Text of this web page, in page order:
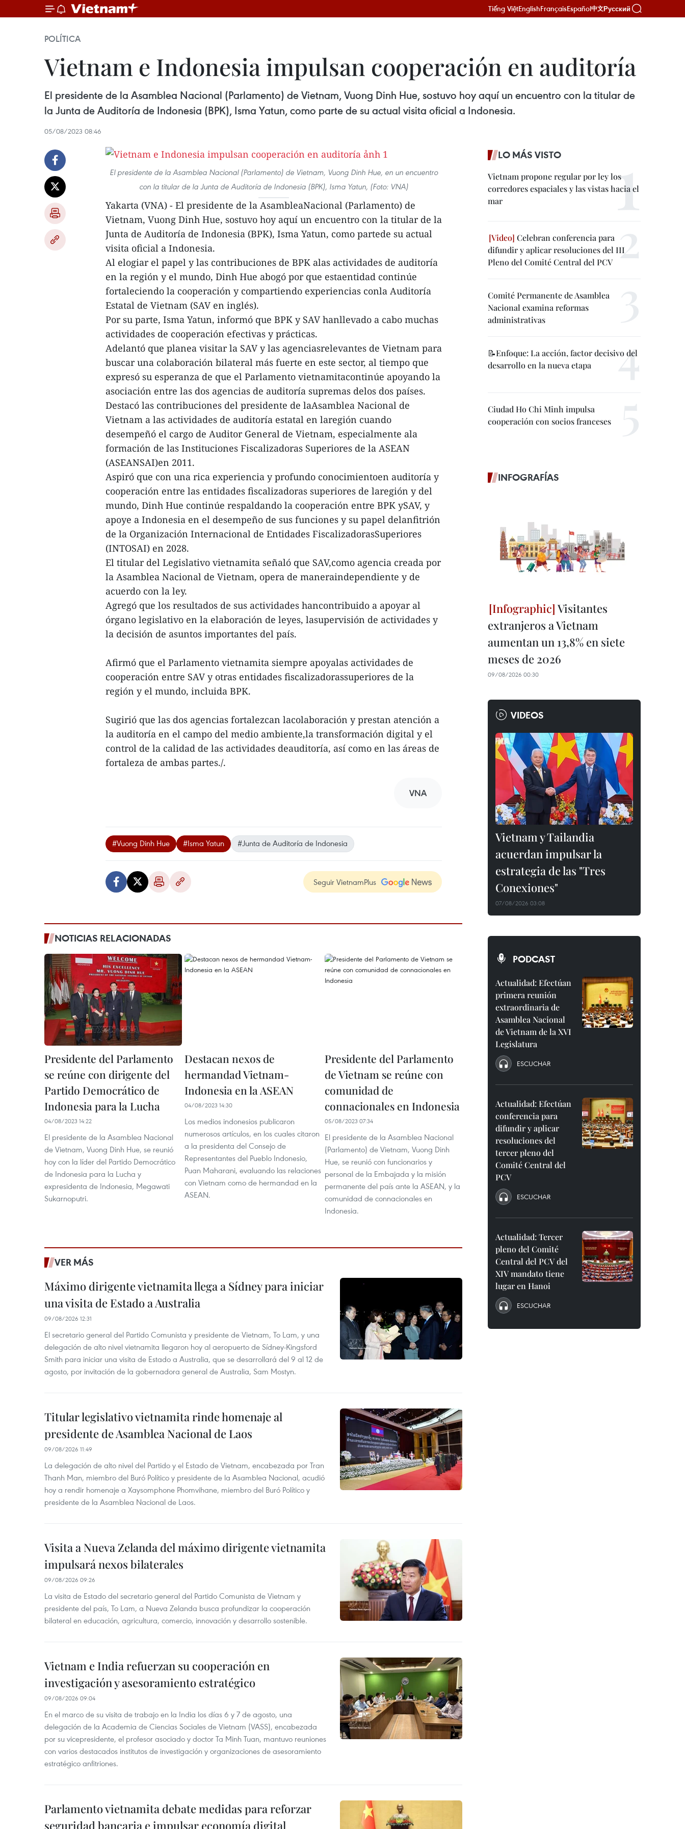
Tiếng ViệtEnglishFrançaisEspañol中文Русский
POLÍTICA
Vietnam e Indonesia impulsan cooperación en auditoría
El presidente de la Asamblea Nacional (Parlamento) de Vietnam, Vuong Dinh Hue, sostuvo hoy aquí un encuentro con la titular de
la Junta de Auditoría de Indonesia (BPK), Isma Yatun, como parte de su actual visita oficial a Indonesia.
05/08/2023 08:46
El presidente de la Asamblea Nacional (Parlamento) de Vietnam, Vuong Dinh Hue, en un encuentro
con la titular de la Junta de Auditoría de Indonesia (BPK), Isma Yatun, (Foto: VNA)
Yakarta (VNA) - El presidente de la AsambleaNacional (Parlamento) de
Vietnam, Vuong Dinh Hue, sostuvo hoy aquí un encuentro con la titular de la
Junta de Auditoría de Indonesia (BPK), Isma Yatun, como partede su actual
visita oficial a Indonesia.
Al elogiar el papel y las contribuciones de BPK alas actividades de auditoría
en la región y el mundo, Dinh Hue abogó por que estaentidad continúe
fortaleciendo la cooperación y compartiendo experiencias conla Auditoría
Estatal de Vietnam (SAV en inglés).
Por su parte, Isma Yatun, informó que BPK y SAV hanllevado a cabo muchas
actividades de cooperación efectivas y prácticas.
Adelantó que planea visitar la SAV y las agenciasrelevantes de Vietnam para
buscar una colaboración bilateral más fuerte en este sector, al tiempo que
expresó su esperanza de que el Parlamento vietnamitacontinúe apoyando la
asociación entre las dos agencias de auditoría supremas delos dos países.
Destacó las contribuciones del presidente de laAsamblea Nacional de
Vietnam a las actividades de auditoría estatal en laregión cuando
desempeñó el cargo de Auditor General de Vietnam, especialmente ala
formación de las Instituciones Fiscalizadoras Superiores de la ASEAN
(ASEANSAI)en 2011.
Aspiró que con una rica experiencia y profundo conocimientoen auditoría y
cooperación entre las entidades fiscalizadoras superiores de laregión y del
mundo, Dinh Hue continúe respaldando la cooperación entre BPK ySAV, y
apoye a Indonesia en el desempeño de sus funciones y su papel delanfitrión
de la Organización Internacional de Entidades FiscalizadorasSuperiores
(INTOSAI) en 2028.
El titular del Legislativo vietnamita señaló que SAV,como agencia creada por
la Asamblea Nacional de Vietnam, opera de maneraindependiente y de
acuerdo con la ley.
Agregó que los resultados de sus actividades hancontribuido a apoyar al
órgano legislativo en la elaboración de leyes, lasupervisión de actividades y
la decisión de asuntos importantes del país.
Afirmó que el Parlamento vietnamita siempre apoyalas actividades de
cooperación entre SAV y otras entidades fiscalizadorassuperiores de la
región y el mundo, incluida BPK.
Sugirió que las dos agencias fortalezcan lacolaboración y prestan atención a
la auditoría en el campo del medio ambiente,la transformación digital y el
control de la calidad de las actividades deauditoría, así como en las áreas de
fortaleza de ambas partes./.
VNA
#Vuong Dinh Hue #Isma Yatun #Junta de Auditoría de Indonesia
Seguir VietnamPlus
NOTICIAS RELACIONADAS
Presidente del Parlamento
se reúne con dirigente del
Partido Democrático de
Indonesia para la Lucha
04/08/2023 14:22
El presidente de la Asamblea Nacional
de Vietnam, Vuong Dinh Hue, se reunió
hoy con la líder del Partido Democrático
de Indonesia para la Lucha y
expresidenta de Indonesia, Megawati
Sukarnoputri.
Destacan nexos de
hermandad Vietnam-
Indonesia en la ASEAN
04/08/2023 14:30
Los medios indonesios publicaron
numerosos artículos, en los cuales citaron
a la presidenta del Consejo de
Representantes del Pueblo Indonesio,
Puan Maharani, evaluando las relaciones
con Vietnam como de hermandad en la
ASEAN.
Presidente del Parlamento
de Vietnam se reúne con
comunidad de
connacionales en Indonesia
05/08/2023 07:34
El presidente de la Asamblea Nacional
(Parlamento) de Vietnam, Vuong Dinh
Hue, se reunió con funcionarios y
personal de la Embajada y la misión
permanente del país ante la ASEAN, y la
comunidad de connacionales en
Indonesia.
VER MÁS
Máximo dirigente vietnamita llega a Sídney para iniciar
una visita de Estado a Australia
09/08/2026 12:31
El secretario general del Partido Comunista y presidente de Vietnam, To Lam, y una
delegación de alto nivel vietnamita llegaron hoy al aeropuerto de Sídney-Kingsford
Smith para iniciar una visita de Estado a Australia, que se desarrollará del 9 al 12 de
agosto, por invitación de la gobernadora general de Australia, Sam Mostyn.
Titular legislativo vietnamita rinde homenaje al
presidente de Asamblea Nacional de Laos
09/08/2026 11:49
La delegación de alto nivel del Partido y el Estado de Vietnam, encabezada por Tran
Thanh Man, miembro del Buró Político y presidente de la Asamblea Nacional, acudió
hoy a rendir homenaje a Xaysomphone Phomvihane, miembro del Buró Político y
presidente de la Asamblea Nacional de Laos.
Visita a Nueva Zelanda del máximo dirigente vietnamita
impulsará nexos bilaterales
09/08/2026 09:26
La visita de Estado del secretario general del Partido Comunista de Vietnam y
presidente del país, To Lam, a Nueva Zelanda busca profundizar la cooperación
bilateral en educación, agricultura, comercio, innovación y desarrollo sostenible.
Vietnam e India refuerzan su cooperación en
investigación y asesoramiento estratégico
09/08/2026 09:04
En el marco de su visita de trabajo en la India los días 6 y 7 de agosto, una
delegación de la Academia de Ciencias Sociales de Vietnam (VASS), encabezada
por su vicepresidente, el profesor asociado y doctor Ta Minh Tuan, mantuvo reuniones
con varios destacados institutos de investigación y organizaciones de asesoramiento
estratégico anfitriones.
Parlamento vietnamita debate medidas para reforzar
seguridad bancaria e impulsar economía digital
LO MÁS VISTO
Vietnam propone regular por ley los
corredores espaciales y las vistas hacia el
mar
Celebran conferencia para
difundir y aplicar resoluciones del III
Pleno del Comité Central del PCV
Comité Permanente de Asamblea
Nacional examina reformas
administrativas
📝Enfoque: La acción, factor decisivo del
desarrollo en la nueva etapa
Ciudad Ho Chi Minh impulsa
cooperación con socios franceses
INFOGRAFÍAS
Visitantes
extranjeros a Vietnam
aumentan un 13,8% en siete
meses de 2026
09/08/2026 00:30
VIDEOS
Vietnam y Tailandia
acuerdan impulsar la
estrategia de las "Tres
Conexiones"
07/08/2026 03:08
PODCAST
Actualidad: Efectúan
primera reunión
extraordinaria de
Asamblea Nacional
de Vietnam de la XVI
Legislatura
ESCUCHAR
Actualidad: Efectúan
conferencia para
difundir y aplicar
resoluciones del
tercer pleno del
Comité Central del
PCV
ESCUCHAR
Actualidad: Tercer
pleno del Comité
Central del PCV del
XIV mandato tiene
lugar en Hanoi
ESCUCHAR